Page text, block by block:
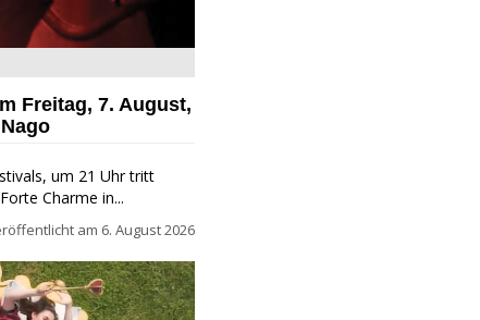
Garda Jazz Festival
Freitag, 7. August,
um 21 Uhr tritt
Charme in...
am 6. August 2026